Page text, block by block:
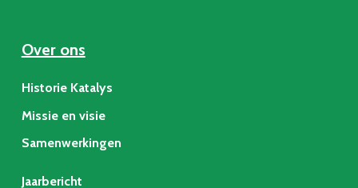
Over ons
Historie Katalys
Missie en visie
Samenwerkingen
Jaarbericht